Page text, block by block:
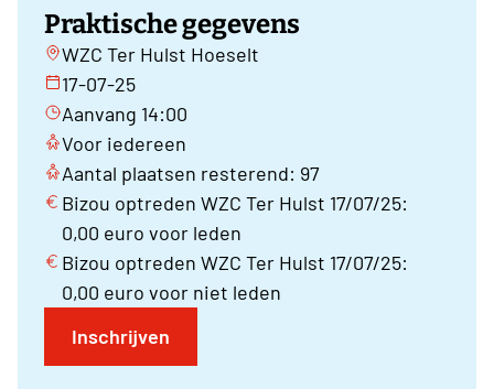
Praktische gegevens
WZC Ter Hulst Hoeselt
17-07-25
Aanvang 14:00
Voor iedereen
Aantal plaatsen resterend: 97
Bizou optreden WZC Ter Hulst 17/07/25:
0,00 euro voor leden
Bizou optreden WZC Ter Hulst 17/07/25:
0,00 euro voor niet leden
Inschrijven